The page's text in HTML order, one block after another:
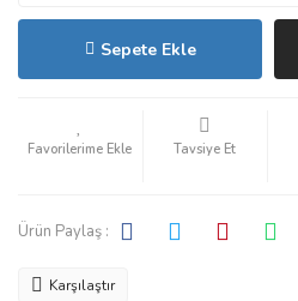
Sepete Ekle
Tavsiye Et
Ürün Paylaş :
Karşılaştır